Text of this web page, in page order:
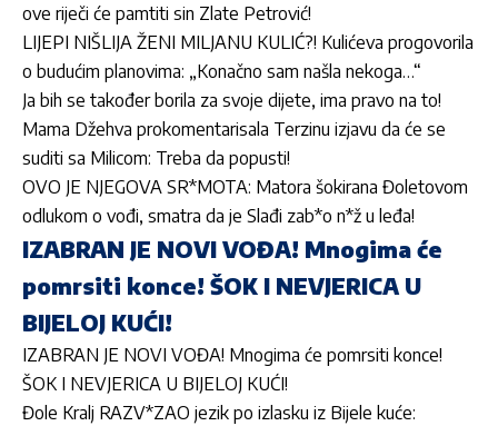
ove riječi će pamtiti sin Zlate Petrović!
LIJEPI NIŠLIJA ŽENI MILJANU KULIĆ?! Kulićeva progovorila
o budućim planovima: „Konačno sam našla nekoga…“
Ja bih se također borila za svoje dijete, ima pravo na to!
Mama Džehva prokomentarisala Terzinu izjavu da će se
suditi sa Milicom: Treba da popusti!
OVO JE NJEGOVA SR*MOTA: Matora šokirana Đoletovom
odlukom o vođi, smatra da je Slađi zab*o n*ž u leđa!
IZABRAN JE NOVI VOĐA! Mnogima će
pomrsiti konce! ŠOK I NEVJERICA U
BIJELOJ KUĆI!
IZABRAN JE NOVI VOĐA! Mnogima će pomrsiti konce!
ŠOK I NEVJERICA U BIJELOJ KUĆI!
Đole Kralj RAZV*ZAO jezik po izlasku iz Bijele kuće: